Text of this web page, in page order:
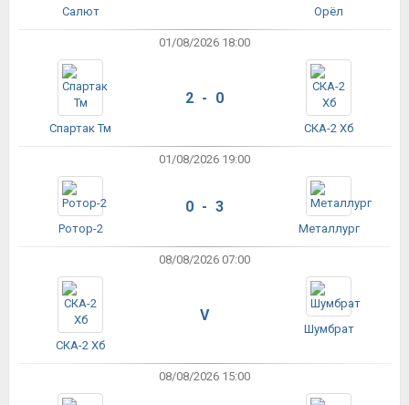
Салют Орёл
01/08/2026 18:00
Спартак Тм
2 - 0
СКА-2 Хб
01/08/2026 19:00
Ротор-2
0 - 3
Металлург
08/08/2026 07:00
СКА-2 Хб
V
Шумбрат
08/08/2026 15:00